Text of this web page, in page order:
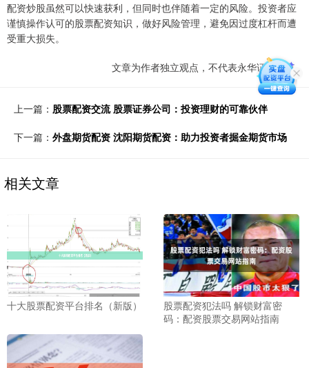
配资炒股虽然可以快速获利，但同时也伴随着一定的风险。投资者应
谨慎操作认可的股票配资知识，做好风险管理，避免因过度杠杆而遭
受重大损失。
文章为作者独立观点，不代表永华证券观点
上一篇： 股票配资交流 股票证券公司：投资理财的可靠伙伴
下一篇： 外盘期货配资 沈阳期货配资：助力投资者掘金期货市场
相关文章
十大股票配资平台排名（新版）
股票配资犯法吗 解锁财富密
码：配资股票交易网站指南